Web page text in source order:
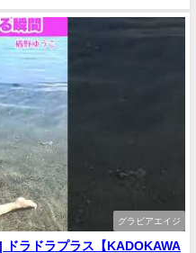
グラビアエイジ
ラドラプラス【KADOKAWA